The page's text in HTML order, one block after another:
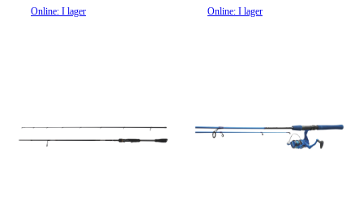
Online: I lager Online: I lager